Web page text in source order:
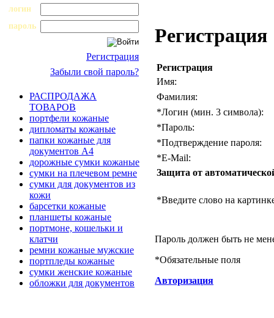
логин
пароль
Регистрация
Забыли свой пароль?
РАСПРОДАЖА
ТОВАРОВ
портфели кожаные
дипломаты кожаные
папки кожаные для
документов А4
дорожные сумки кожаные
сумки на плечевом ремне
сумки для документов из
кожи
барсетки кожаные
планшеты кожаные
портмоне, кошельки и
клатчи
ремни кожаные мужские
портпледы кожаные
сумки женские кожаные
обложки для документов
Регистрация
Регистрация
Имя:
Фамилия:
*Логин (мин. 3 символа):
*Пароль:
*Подтверждение пароля:
*E-Mail:
Защита от
*Введите слово на
Пароль должен быть не
*Обязательные поля
Авторизация